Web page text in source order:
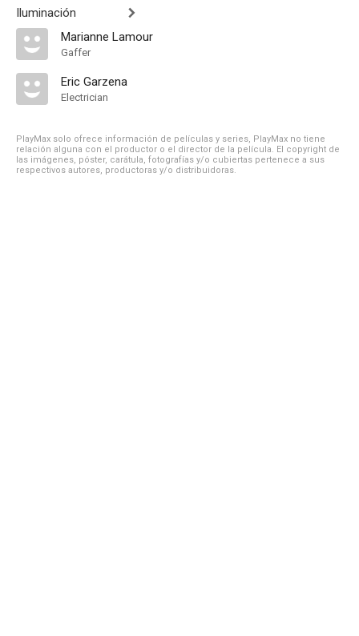
Iluminación
Marianne Lamour
Gaffer
Eric Garzena
Electrician
PlayMax solo ofrece información de películas y series, PlayMax no tiene
relación alguna con el productor o el director de la película. El copyright de
las imágenes, póster, carátula, fotografías y/o cubiertas pertenece a sus
respectivos autores, productoras y/o distribuidoras.